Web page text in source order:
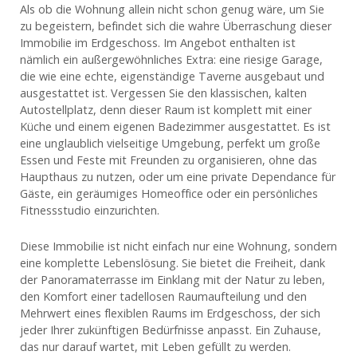
Als ob die Wohnung allein nicht schon genug wäre, um Sie
zu begeistern, befindet sich die wahre Überraschung dieser
Immobilie im Erdgeschoss. Im Angebot enthalten ist
nämlich ein außergewöhnliches Extra: eine riesige Garage,
die wie eine echte, eigenständige Taverne ausgebaut und
ausgestattet ist. Vergessen Sie den klassischen, kalten
Autostellplatz, denn dieser Raum ist komplett mit einer
Küche und einem eigenen Badezimmer ausgestattet. Es ist
eine unglaublich vielseitige Umgebung, perfekt um große
Essen und Feste mit Freunden zu organisieren, ohne das
Haupthaus zu nutzen, oder um eine private Dependance für
Gäste, ein geräumiges Homeoffice oder ein persönliches
Fitnessstudio einzurichten.
Diese Immobilie ist nicht einfach nur eine Wohnung, sondern
eine komplette Lebenslösung. Sie bietet die Freiheit, dank
der Panoramaterrasse im Einklang mit der Natur zu leben,
den Komfort einer tadellosen Raumaufteilung und den
Mehrwert eines flexiblen Raums im Erdgeschoss, der sich
jeder Ihrer zukünftigen Bedürfnisse anpasst. Ein Zuhause,
das nur darauf wartet, mit Leben gefüllt zu werden.